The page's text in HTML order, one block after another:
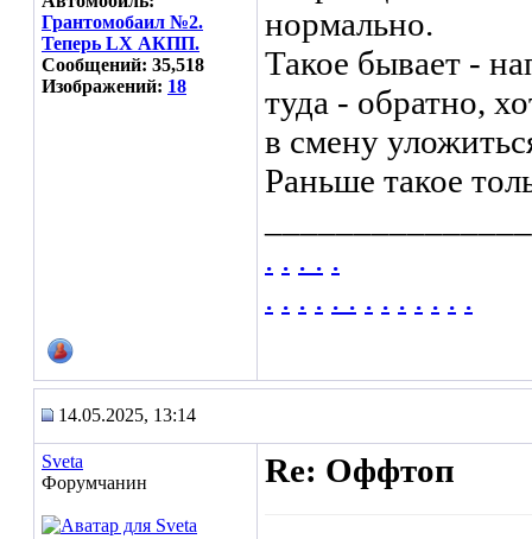
Грантомобаил №2.
Теперь LX АКПП.
Сообщений: 35,518
Изображений: 18
нормально.
Такое бывает -
туда - обратно,
в смену
Раньше такое
. . . . .
. . . . . . . . . . . . .
14.05.2025, 13:14
Sveta
Форумчанин
Re: Оффтоп